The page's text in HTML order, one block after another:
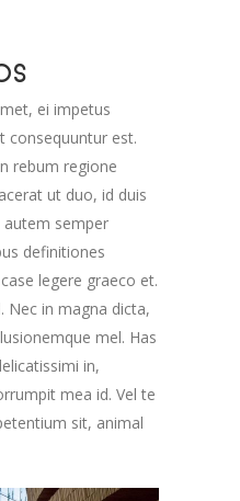
ei impetus
consequuntur est.
rebum regione
ut duo, id duis
semper
definitiones
legere graeco et.
Nec in magna dicta,
mel. Has
in,
mea id. Vel te
sit, animal